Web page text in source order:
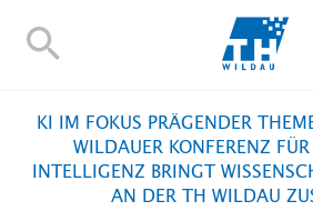
STUDIEREN UND WEITERBILDEN
IM STUDIUM
FORSCHUNG UND TRANSFER
KI IM FOKUS PRÄGENDER
WILDAUER KONFERENZ
INTELLIGENZ BRINGT
AN DER TH WILDAU